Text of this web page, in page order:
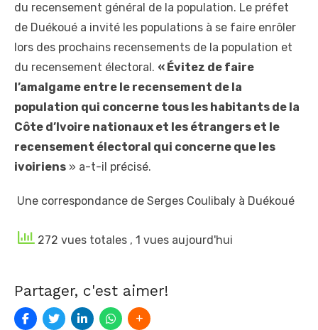
du recensement général de la population. Le préfet
de Duékoué a invité les populations à se faire enrôler
lors des prochains recensements de la population et
du recensement électoral. « Évitez de faire
l’amalgame entre le recensement de la
population qui concerne tous les habitants de la
Côte d’Ivoire nationaux et les étrangers et le
recensement électoral qui concerne que les
ivoiriens » a-t-il précisé.
Une correspondance de Serges Coulibaly à Duékoué
272 vues totales , 1 vues aujourd'hui
Partager, c'est aimer!